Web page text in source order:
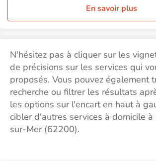
En savoir plus
N'hésitez pas à cliquer sur les
de précisions sur les services qui
proposés. Vous pouvez également
recherche ou filtrer les résultats
les options sur l'encart en haut à
cibler d'autres services à domicile
sur-Mer (62200).